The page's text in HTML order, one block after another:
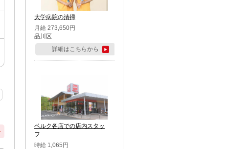
大学病院の清掃
月給 273,650円
品川区
詳細はこちらから
ベルク各店での店内スタッ
フ
時給 1,065円